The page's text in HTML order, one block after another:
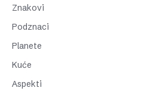
Znakovi
Podznaci
Planete
Kuće
Aspekti